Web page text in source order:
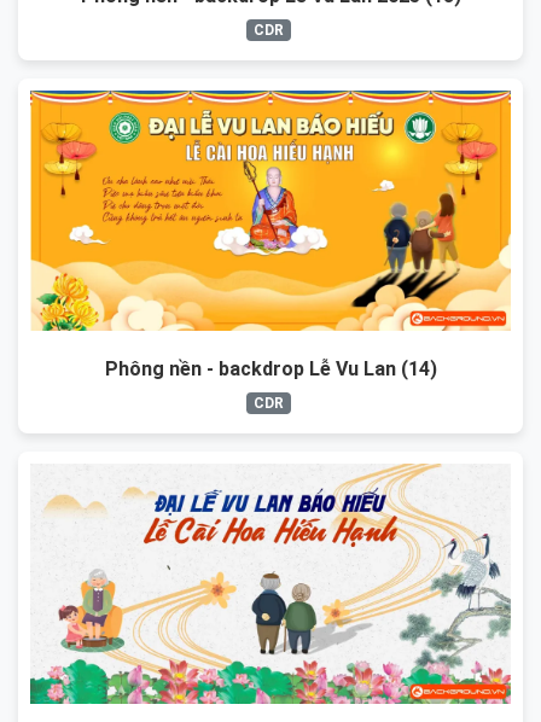
CDR
Phông nền - backdrop Lễ Vu Lan (14)
CDR